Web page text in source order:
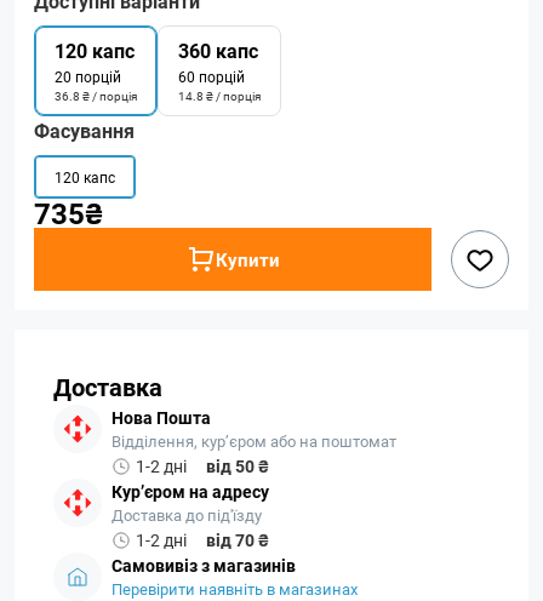
120 капс
20 порцій
36.8 ₴ / порція
360 капс
60 порцій
14.8 ₴ / порція
Фасування
120 капс
735₴
Купити
Доставка
Нова Пошта
Відділення, кур’єром або на поштомат
1-2 дні
від 50 ₴
Кур’єром на адресу
Доставка до під'їзду
1-2 дні
від 70 ₴
Самовивіз з магазинів
Перевірити наявніть в магазинах